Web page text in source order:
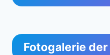
Fotogalerie